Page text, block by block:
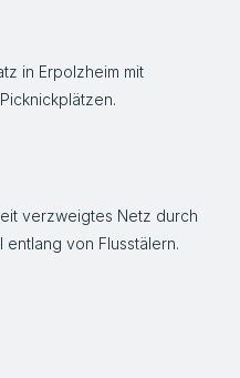
in Erpolzheim mit
verzweigtes Netz durch
von Flusstälern.